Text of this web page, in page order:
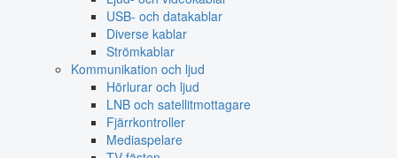
USB- och datakablar
Diverse kablar
Strömkablar
Kommunikation och ljud
Hörlurar och ljud
LNB och satellitmottagare
Fjärrkontroller
Mediaspelare